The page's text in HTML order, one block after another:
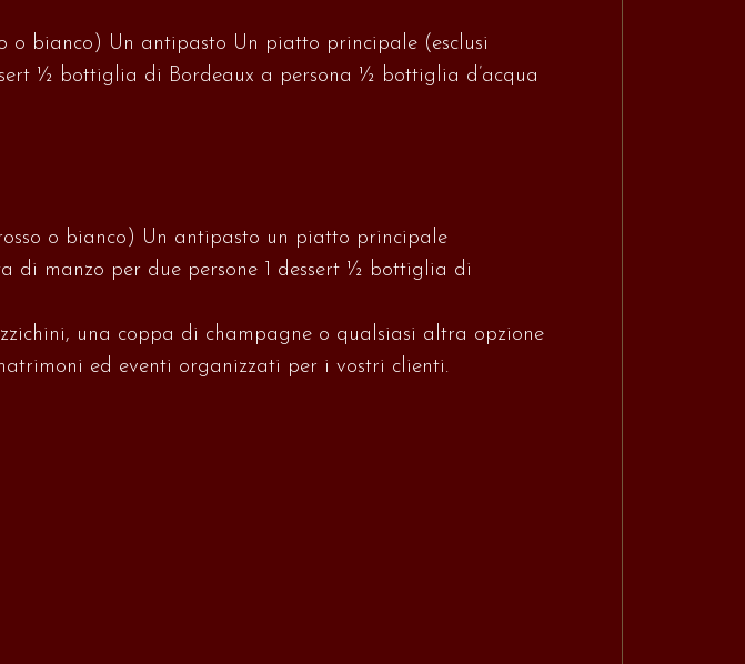
bianco) Un antipasto Un piatto principale (esclusi
½ bottiglia di Bordeaux a persona ½ bottiglia d’acqua
o bianco) Un antipasto un piatto principale
di manzo per due persone 1 dessert ½ bottiglia di
una coppa di champagne o qualsiasi altra opzione
ed eventi organizzati per i vostri clienti.